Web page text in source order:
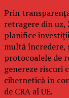
Prin
retragere din
planifice
multă încredere,
protocoalele de
genereze riscuri
cibernetică în
de CRA al UE.